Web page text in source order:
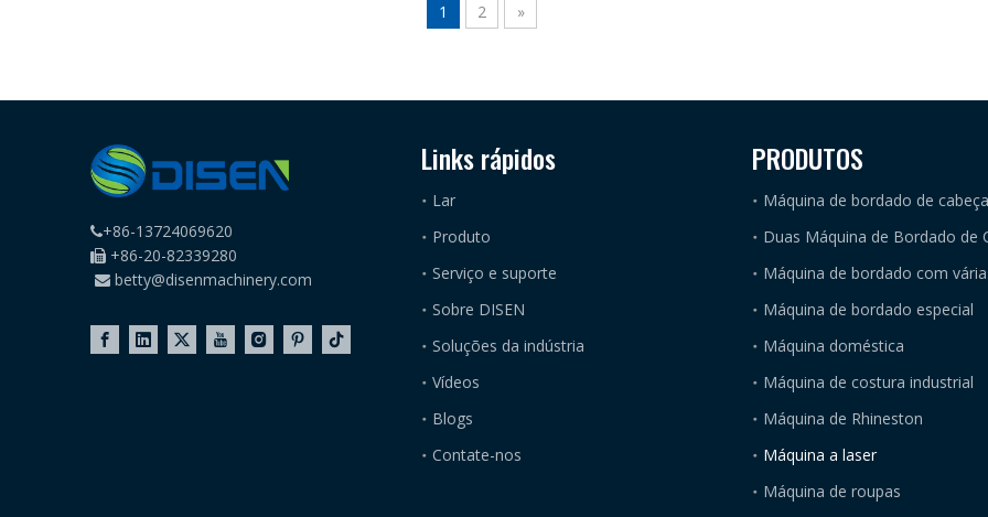
1 2 »
+86-13724069620
 +86-20-82339280
 betty@disenmachinery.com
Links rápidos
Lar
Produto
Serviço e suporte
Sobre DISEN
Soluções da indústria
Vídeos
Blogs
Contate-nos
PRODUTOS
Máquina de bordado de
Duas Máquina de Bordado de
Máquina de bordado com
Máquina de bordado especial
Máquina doméstica
Máquina de costura industrial
Máquina de Rhineston
Máquina a laser
Máquina de roupas